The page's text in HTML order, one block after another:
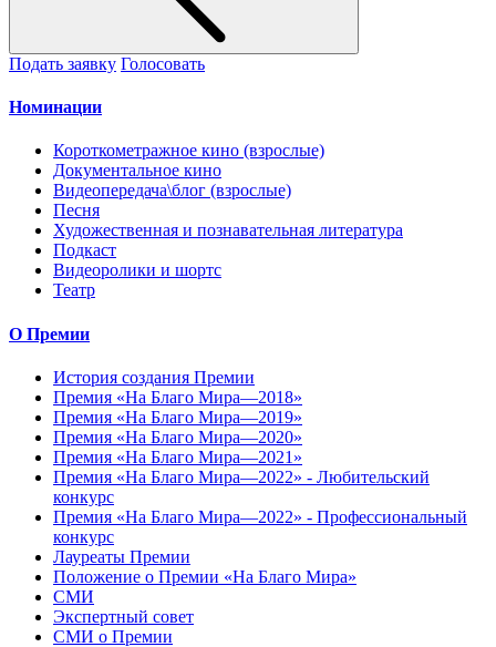
Подать заявку Голосовать
Номинации
Короткометражное кино (взрослые)
Документальное кино
Видеопередача\блог (взрослые)
Песня
Художественная и познавательная литература
Подкаст
Видеоролики и шортс
Театр
О Премии
История создания Премии
Премия «На Благо Мира—2018»
Премия «На Благо Мира—2019»
Премия «На Благо Мира—2020»
Премия «На Благо Мира—2021»
Премия «На Благо Мира—2022» - Любительский
конкурс
Премия «На Благо Мира—2022» - Профессиональный
конкурс
Лауреаты Премии
Положение о Премии «На Благо Мира»
СМИ
Экспертный совет
СМИ о Премии